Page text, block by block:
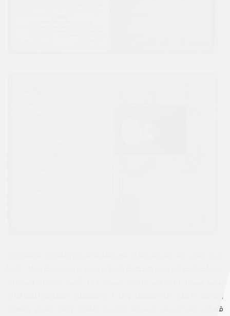
وعلاقته بالعديد من الشعراء والأدباء والصحفيين المصريين، لنشر أولى
قصائده في المجلات المصرية كالأنصار القاهرية ومنبر الشرق والأهرام